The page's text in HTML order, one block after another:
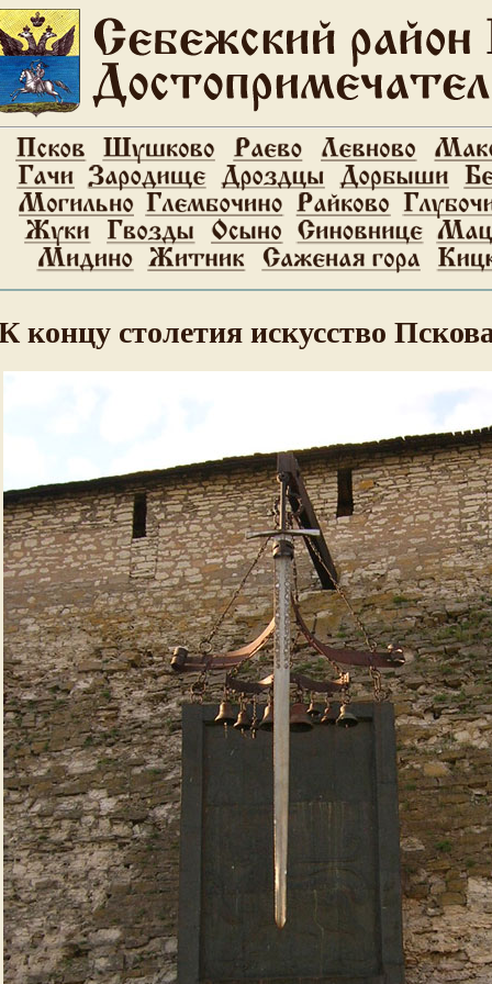
концу столетия искусство